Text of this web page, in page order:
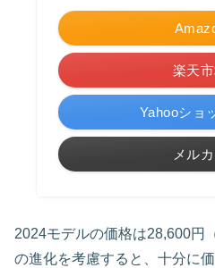
楽天
Yahooショ
メルカ
2024モデルの価格は28,600円
の進化を考慮すると、十分に